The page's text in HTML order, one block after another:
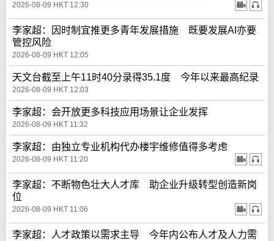
2026-08-09 HKT 12:30
李家超：因时制宜推更多青年发展措施 既要发展AI亦要
管控风险
2026-08-09 HKT 12:05
天文台截至上午11时40分录得35.1度 今年以来最高纪录
2026-08-09 HKT 12:03
李家超：会开放更多科技应用场景让企业发挥
2026-08-09 HKT 11:32
李家超：由独立专业机构代办楼宇维修值得多考虑
2026-08-09 HKT 11:20
李家超：不断物色壮大人才库 助企业升级转型创造新岗
位
2026-08-09 HKT 11:06
李家超：人才政策以需求主导 今年内公布人才及人力需